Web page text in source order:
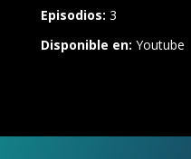
Episodios: 3
Disponible en: Youtube